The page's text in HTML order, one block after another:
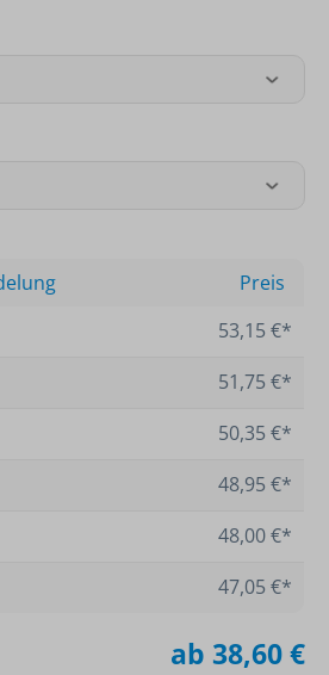
Preis
53,15 €*
51,75 €*
50,35 €*
48,95 €*
48,00 €*
47,05 €*
ab 38,60 €